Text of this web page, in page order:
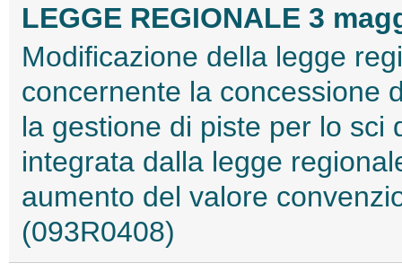
LEGGE REGIONALE 3
Modificazione della legge
concernente la concessione
la gestione di piste per lo sci
integrata dalla legge
aumento del valore
(093R0408)